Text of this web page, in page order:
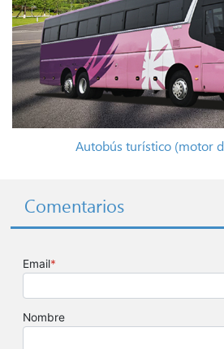
Autobús turístico (motor
Comentarios